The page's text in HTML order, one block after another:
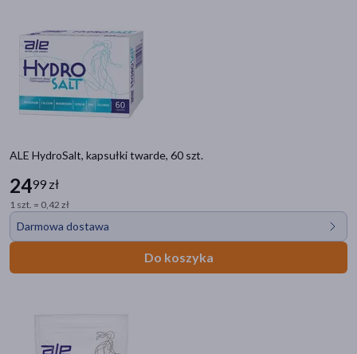
ALE HydroSalt, kapsułki twarde, 60 szt.
2499 zł
1 szt. = 0,42 zł
Darmowa dostawa
Do koszyka
Wysyłka
Odbiór w aptece
Cena
Marka
+Pharma(2)